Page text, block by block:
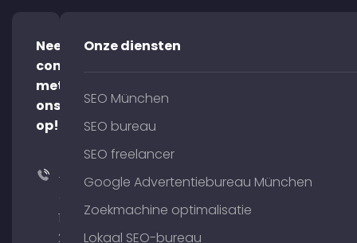
Neem
contact
met
ons
op!
+49
176
204
Onze diensten
SEO München
SEO bureau
SEO freelancer
Google Advertentiebureau München
Zoekmachine optimalisatie
Lokaal SEO-bureau